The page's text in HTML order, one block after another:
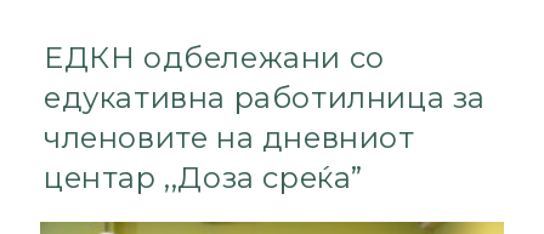
ЕДКН одбележани со
едукативна работилница за
членовите на дневниот
центар ,,Доза среќа”